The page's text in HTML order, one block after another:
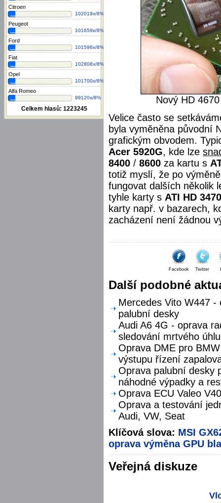
Citroen
102019x/8%
Peugeot
101659x/8%
Ford
101596x/8%
Fiat
102808x/8%
Opel
101700x/8%
Alfa Romeo
99120x/8%
Celkem hlasů: 1223245
Nový HD
Velice často se
byla vyměněna původní
grafickým obvodem.
Acer 5920G, kde lze
8400 / 8600 za kartu s
totiž myslí, že po
fungovat dalších několik
tyhle karty s ATI HD 3470
karty např. v bazarech,
zacházení není žádnou
Facebook Twitter
Další podobné
Mercedes Vito W447
palubní desky
Audi A6 4G - oprava
sledování mrtvého úhlu
Oprava DME pro
výstupu řízení
Oprava palubní desky
náhodné výpadky a
Oprava ECU Valeo
Oprava a testování
Audi, VW, Seat
Klíčová slova: MSI
oprava výměna GPU
Veřejná diskuze